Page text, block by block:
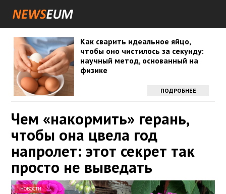
Как сварить идеальное яйцо,
чтобы оно чистилось за секунду:
научный метод, основанный на
физике
ПОДРОБНЕЕ
Чем «накормить» герань,
чтобы она цвела год
напролет: этот секрет так
просто не выведать
НОВОСТИ